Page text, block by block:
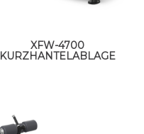
XFW-4700
KURZHANTELABLAGE